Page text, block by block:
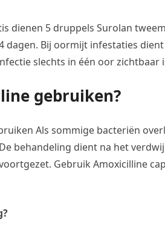
dienen 5 druppels Surolan
Bij oormijt infestaties
slechts in één oor zichtbaar
gebruiken?
Als sommige bacteriën
behandeling dient na het
Gebruik Amoxicilline